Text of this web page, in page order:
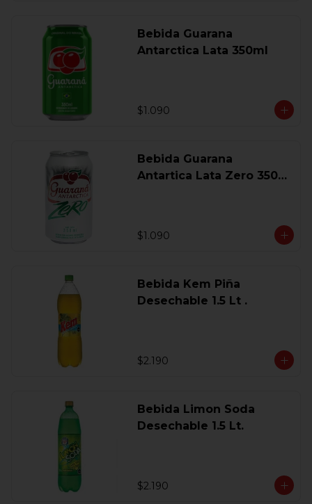
Bebida Guarana
Antarctica Lata 350ml
$1.090
Bebida Guarana
Antartica Lata Zero 350
$1.090
Bebida Kem Piña
Desechable 1.5 Lt .
$2.190
Bebida Limon Soda
Desechable 1.5 Lt.
$2.190